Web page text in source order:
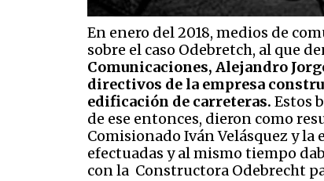
En enero del 2018, medios de
sobre el caso Odebretch, al que
Comunicaciones, Alejandro
directivos de la empresa
edificación de carreteras. Estos
de ese entonces, dieron como
Comisionado Iván Velásquez y la
efectuadas y al mismo tiempo
con la Constructora Odebrecht